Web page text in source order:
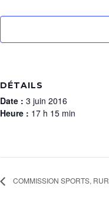
DÉTAILS
Date : 3 juin 2016
Heure : 17 h 15 min
COMMISSION SPORTS,